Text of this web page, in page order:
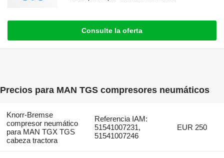
Consulte la oferta
Precios para MAN TGS compresores neumáticos
Knorr-Bremse
compresor neumático
para MAN TGX TGS
cabeza tractora
Referencia IAM:
51541007231,
51541007246
EUR 250